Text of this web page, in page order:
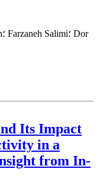
Its Impact
in a
from In-